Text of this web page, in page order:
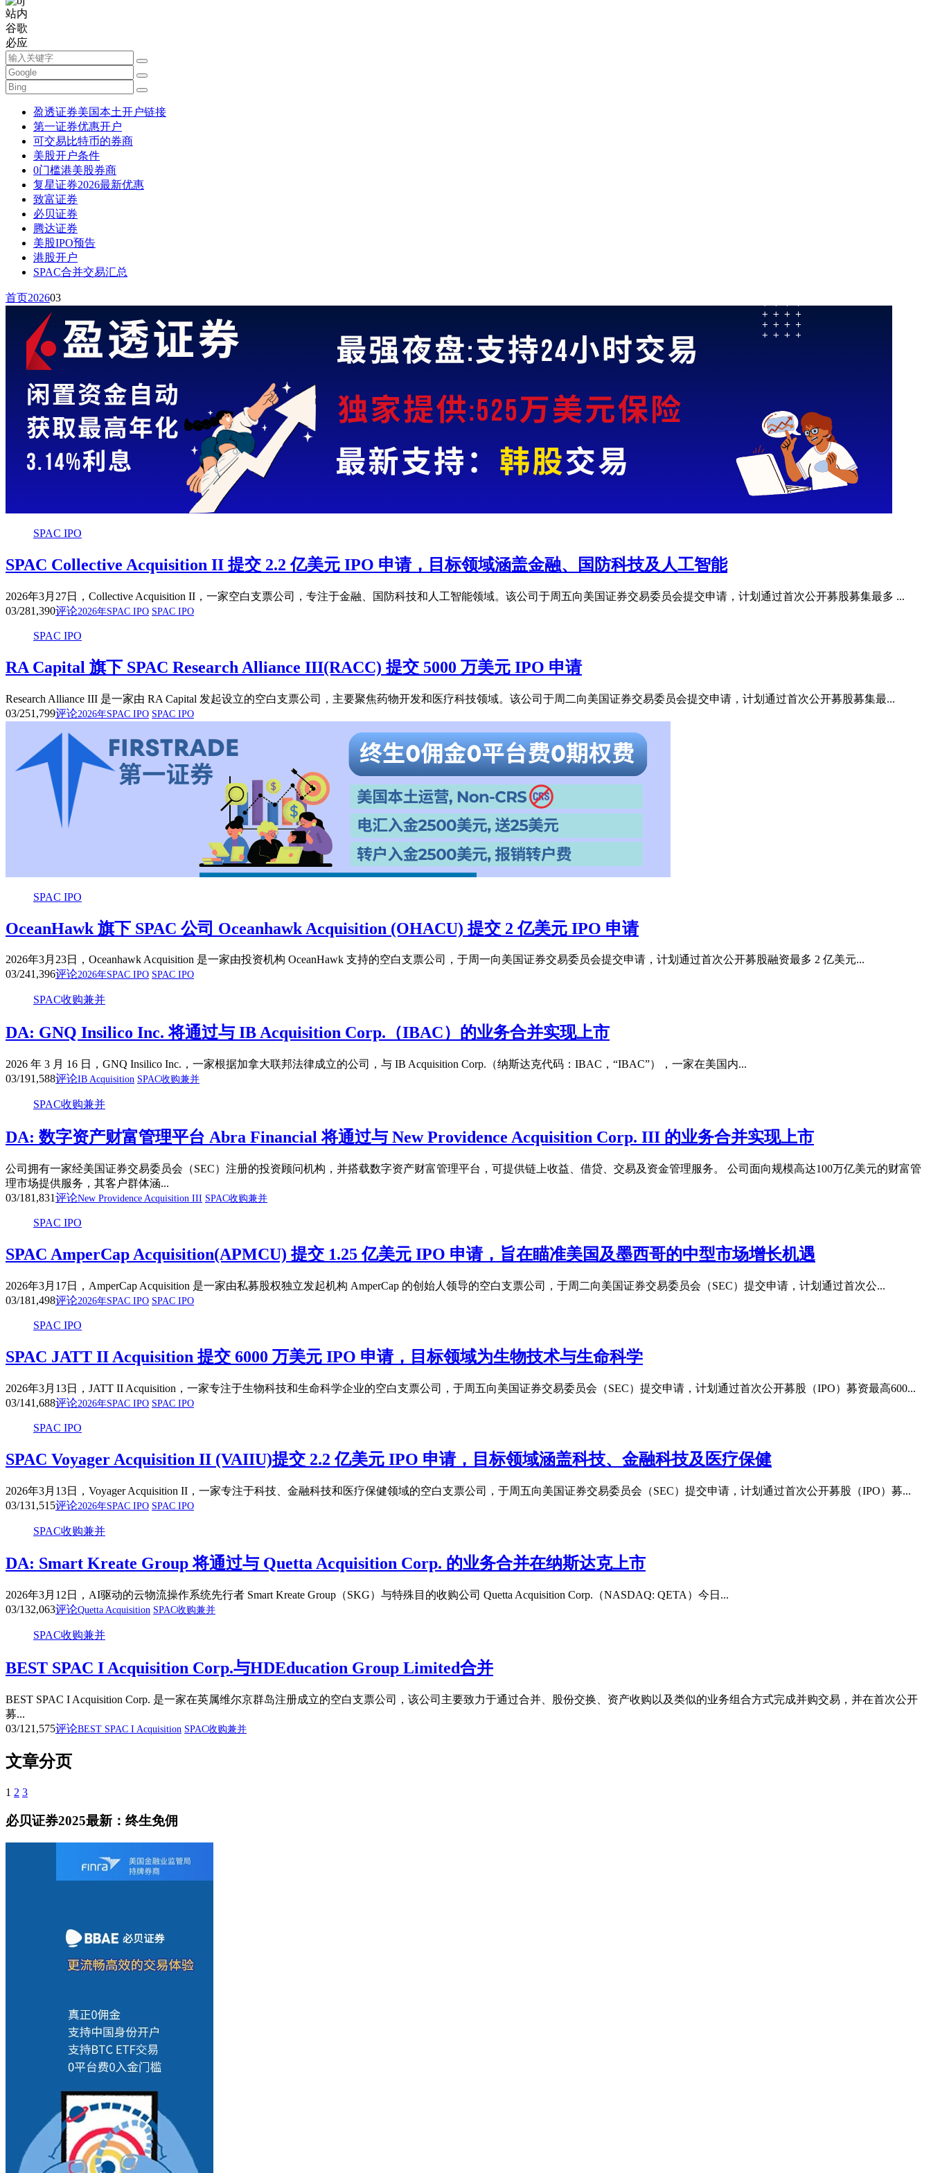
站内
谷歌
必应
盈透证券美国本土开户链接
第一证券优惠开户
可交易比特币的券商
美股开户条件
0门槛港美股券商
复星证券2026最新优惠
致富证券
必贝证券
腾达证券
美股IPO预告
港股开户
SPAC合并交易汇总
首页202603
SPAC IPO
SPAC Collective Acquisition II 提交 2.2 亿美元 IPO 申请，目标领域涵盖金融、国防科技及人工智能
2026年3月27日，Collective Acquisition II，一家空白支票公司，专注于金融、国防科技和人工智能领域。该公司于周五向美国证券交易委员会提交申请，计划通过首次公开募股募集最多 ...
03/281,390评论2026年SPAC IPO SPAC IPO
SPAC IPO
RA Capital 旗下 SPAC Research Alliance III(RACC) 提交 5000 万美元 IPO 申请
Research Alliance III 是一家由 RA Capital 发起设立的空白支票公司，主要聚焦药物开发和医疗科技领域。该公司于周二向美国证券交易委员会提交申请，计划通过首次公开募股募集最...
03/251,799评论2026年SPAC IPO SPAC IPO
SPAC IPO
OceanHawk 旗下 SPAC 公司 Oceanhawk Acquisition (OHACU) 提交 2 亿美元 IPO 申请
2026年3月23日，Oceanhawk Acquisition 是一家由投资机构 OceanHawk 支持的空白支票公司，于周一向美国证券交易委员会提交申请，计划通过首次公开募股融资最多 2 亿美元...
03/241,396评论2026年SPAC IPO SPAC IPO
SPAC收购兼并
DA: GNQ Insilico Inc. 将通过与 IB Acquisition Corp.（IBAC）的业务合并实现上市
2026 年 3 月 16 日，GNQ Insilico Inc.，一家根据加拿大联邦法律成立的公司，与 IB Acquisition Corp.（纳斯达克代码：IBAC，“IBAC”），一家在美国内...
03/191,588评论IB Acquisition SPAC收购兼并
SPAC收购兼并
DA: 数字资产财富管理平台 Abra Financial 将通过与 New Providence Acquisition Corp. III 的业务合并实现上市
公司拥有一家经美国证券交易委员会（SEC）注册的投资顾问机构，并搭载数字资产财富管理平台，可提供链上收益、借贷、交易及资金管理服务。 公司面向规模高达100万亿美元的财富管
理市场提供服务，其客户群体涵...
03/181,831评论New Providence Acquisition III SPAC收购兼并
SPAC IPO
SPAC AmperCap Acquisition(APMCU) 提交 1.25 亿美元 IPO 申请，旨在瞄准美国及墨西哥的中型市场增长机遇
2026年3月17日，AmperCap Acquisition 是一家由私募股权独立发起机构 AmperCap 的创始人领导的空白支票公司，于周二向美国证券交易委员会（SEC）提交申请，计划通过首次公...
03/181,498评论2026年SPAC IPO SPAC IPO
SPAC IPO
SPAC JATT II Acquisition 提交 6000 万美元 IPO 申请，目标领域为生物技术与生命科学
2026年3月13日，JATT II Acquisition，一家专注于生物科技和生命科学企业的空白支票公司，于周五向美国证券交易委员会（SEC）提交申请，计划通过首次公开募股（IPO）募资最高600...
03/141,688评论2026年SPAC IPO SPAC IPO
SPAC IPO
SPAC Voyager Acquisition II (VAIIU)提交 2.2 亿美元 IPO 申请，目标领域涵盖科技、金融科技及医疗保健
2026年3月13日，Voyager Acquisition II，一家专注于科技、金融科技和医疗保健领域的空白支票公司，于周五向美国证券交易委员会（SEC）提交申请，计划通过首次公开募股（IPO）募...
03/131,515评论2026年SPAC IPO SPAC IPO
SPAC收购兼并
DA: Smart Kreate Group 将通过与 Quetta Acquisition Corp. 的业务合并在纳斯达克上市
2026年3月12日，AI驱动的云物流操作系统先行者 Smart Kreate Group（SKG）与特殊目的收购公司 Quetta Acquisition Corp.（NASDAQ: QETA）今日...
03/132,063评论Quetta Acquisition SPAC收购兼并
SPAC收购兼并
BEST SPAC I Acquisition Corp.与HDEducation Group Limited合并
BEST SPAC I Acquisition Corp. 是一家在英属维尔京群岛注册成立的空白支票公司，该公司主要致力于通过合并、股份交换、资产收购以及类似的业务组合方式完成并购交易，并在首次公开
募...
03/121,575评论BEST SPAC I Acquisition SPAC收购兼并
文章分页
1 2 3
必贝证券2025最新：终生免佣